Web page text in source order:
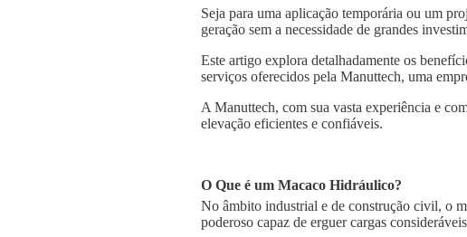
Seja para uma aplicação temporária ou um
geração sem a necessidade de grandes
Este artigo explora detalhadamente os
serviços oferecidos pela Manuttech, uma
A Manuttech, com sua vasta experiência e
elevação eficientes e confiáveis.
O Que é um Macaco Hidráulico?
No âmbito industrial e de construção civil, o
poderoso capaz de erguer cargas